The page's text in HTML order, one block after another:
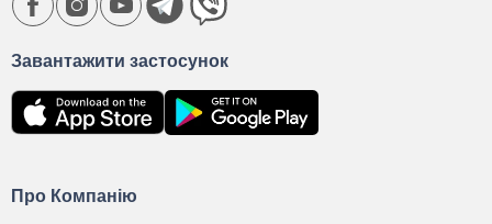
Про Компанію
Завантажити застосунок